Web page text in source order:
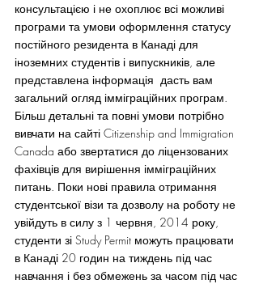
консультацією і не охоплює всі можливі
програми та умови оформлення статусу
постійного резидента в Канаді для
іноземних студентів і випускників, але
представлена інформація  дасть вам
загальний огляд імміграційних програм.
Більш детальні та повні умови потрібно
вивчати на сайті Citizenship and Immigration
Canada або звертатися до ліцензованих
фахівців для вирішення імміграційних
питань. Поки нові правила отримання
студентської візи та дозволу на роботу не
увійдуть в силу з 1 червня, 2014 року,
студенти зі Study Permit можуть працювати
в Канаді 20 годин на тиждень під час
навчання і без обмежень за часом під час